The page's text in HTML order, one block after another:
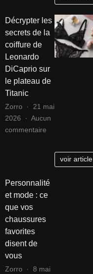
votre
allié
pour
réussir
dans
la
Décrypter les
secrets de la
coiffure de
Leonardo
DiCaprio sur
le plateau de
Titanic
Zorro
21 mai
2026
Aucun
commentairesur
les
secrets
la
coiffure
Leonardo
plateau
voir article
Personnalité
et mode : ce
que vos
chaussures
favorites
disent de
vous
Zorro
8 mai